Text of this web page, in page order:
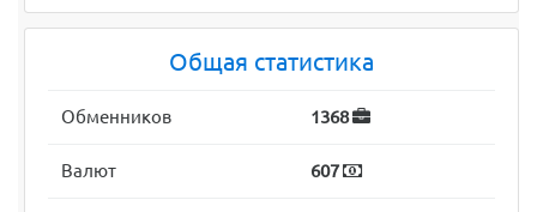
Общая статистика
Обменников 1368
Валют 607